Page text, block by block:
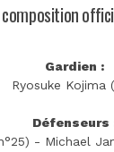
Gardien :
Ryosuke Kojima
Défenseurs
- Michael